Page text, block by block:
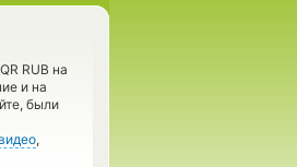
RUB на
и на
были
видео,